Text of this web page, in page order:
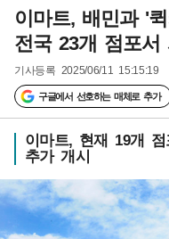
이마트, 배민과 '
전국 23개 점포서
기사등록 2025/06/11 15:15:19
구글에서 선호하는 매체로 추가
이마트, 현재 19개
추가 개시